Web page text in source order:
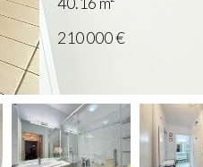
210 000 €